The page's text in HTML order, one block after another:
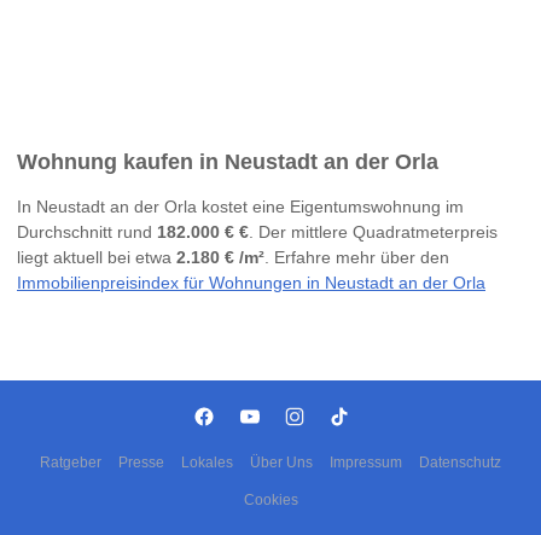
Wohnung kaufen in Neustadt an der Orla
In Neustadt an der Orla kostet eine Eigentumswohnung im
Durchschnitt rund 182.000 € €. Der mittlere Quadratmeterpreis
liegt aktuell bei etwa 2.180 € /m². Erfahre mehr über den
Immobilienpreisindex für Wohnungen in Neustadt an der Orla
Ratgeber Presse Lokales Über Uns Impressum Datenschutz
Cookies